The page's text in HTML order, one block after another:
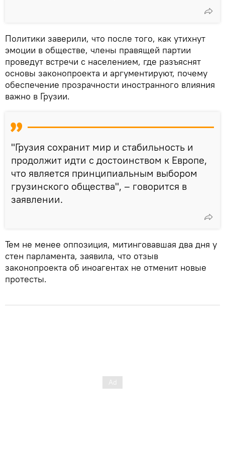
Политики заверили, что после того, как утихнут
эмоции в обществе, члены правящей партии
проведут встречи с населением, где разъяснят
основы законопроекта и аргументируют, почему
обеспечение прозрачности иностранного влияния
важно в Грузии.
"Грузия сохранит мир и стабильность и
продолжит идти с достоинством к Европе,
что является принципиальным выбором
грузинского общества", – говорится в
заявлении.
Тем не менее оппозиция, митинговавшая два дня у
стен парламента, заявила, что отзыв
законопроекта об иноагентах не отменит новые
протесты.